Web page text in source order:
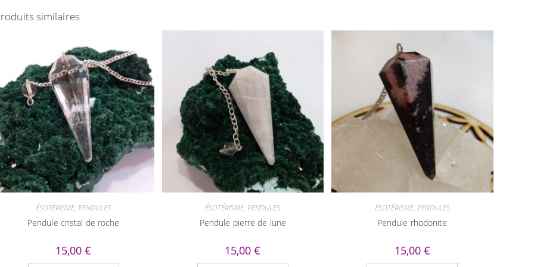
similaires
ÉSOTÉRISME,PENDULES
Pendule cristal de roche
15,00€
ÉSOTÉRISME,PENDULES
Pendule pierre de lune
15,00€
ÉSOTÉRISME, PENDULES
Pendule rhodonite
15,00 €